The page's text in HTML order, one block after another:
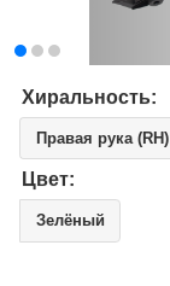
Хиральность:
Правая рука (RH)
Цвет:
Зелёный